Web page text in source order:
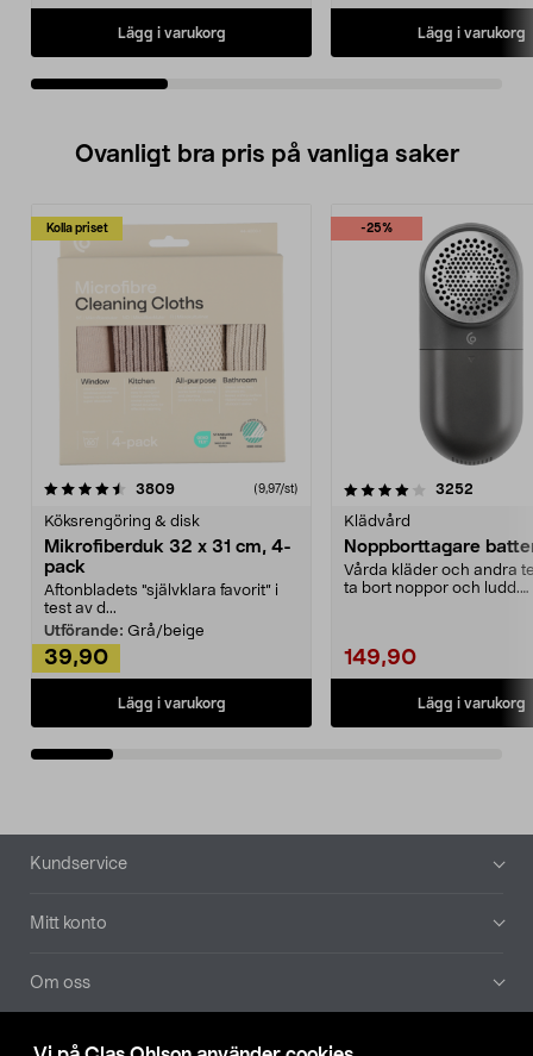
Lägg i varukorg Lägg i varukorg
Ovanligt bra pris på vanliga saker
Kolla priset
3809recensioner (9,97/st)
Köksrengöring & disk
Mikrofiberduk 32 x 31 cm, 4-
pack
Aftonbladets "självklara favorit” i
test av d...
Utförande: Grå/beige
39,90
Lägg i varukorg
-25%
4.0av 5 stjärnor 3252
Klädvård
Noppborttagare
Vårda kläder och andra
ta bort noppor och ludd.
149,90
Lägg i varukorg
4.5av 5 stjärnor
Sidfot
Kundservice
Mitt konto
Om oss
Aktuellt